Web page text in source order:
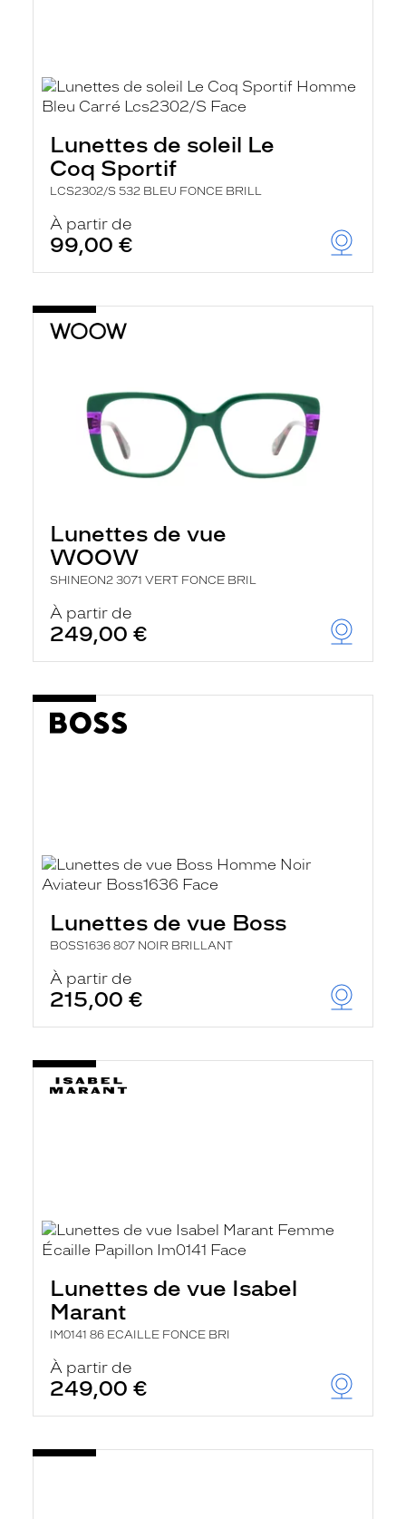
Lunettes de soleil Le
Coq Sportif
LCS2302/S 532 BLEU FONCE BRILL
À partir de
99,00 €
Lunettes de vue
WOOW
SHINEON2 3071 VERT FONCE BRIL
À partir de
249,00 €
Lunettes de vue Boss
BOSS1636 807 NOIR BRILLANT
À partir de
215,00 €
Lunettes de vue Isabel
Marant
IM0141 86 ECAILLE FONCE BRI
À partir de
249,00 €